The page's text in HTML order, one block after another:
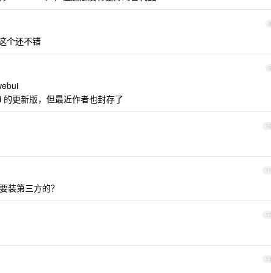
8
个还不错
9
的更新版，但最近作者也封存了
10
11
装第三方的？
12
13